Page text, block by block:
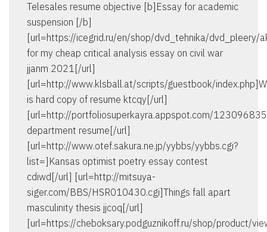
Telesales resume objective [b]Essay for academic
suspension [/b]
[url=https://icegrid.ru/en/shop/dvd_tehnika/dvd_pleery/
for my cheap critical analysis essay on civil war
jjanm 2021[/url]
[url=http://www.klsball.at/scripts/guestbook/
is hard copy of resume ktcqy[/url]
[url=http://portfoliosuperkayra.appspot.com/
department resume[/url]
[url=http://www.otef.sakura.ne.jp/yybbs/yybbs.cgi?
list=]Kansas optimist poetry essay contest
cdiwd[/url] [url=http://mitsuya-
siger.com/BBS/HSR010430.cgi]Things fall apart
masculinity thesis jjcoq[/url]
[url=https://cheboksary.podguznikoff.ru/shop/product/